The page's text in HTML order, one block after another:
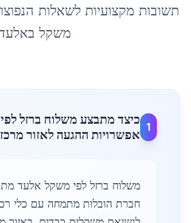
תשובות מקצועיות לשאלות
משקל ב
1
כיצד מתבצע משלוח ברזל
אפשרויות ההגעה לאזור
משלוח ברזל לפי משקל אלעד
חברת הובלות מתמחה עם כלי